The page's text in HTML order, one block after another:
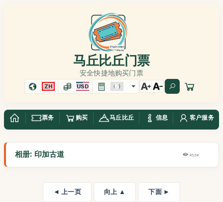
马丘比丘门票
安全快捷地购买门票
ZH USD
票务 购买 马丘比丘 信息 客户服务
相册: 印加古道 45,6K
◄ 上一页 向上 ▲ 下面 ►